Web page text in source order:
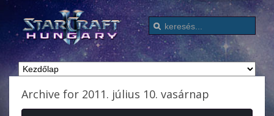
Archive for 2011. július 10. vasárnap